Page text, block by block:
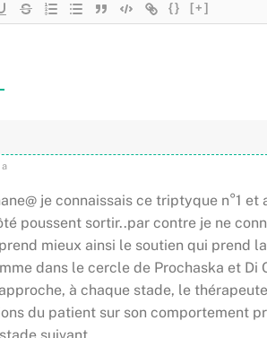
{} [+]
a
je connaissais ce triptyque n°1
poussent sortir..par contre je ne
mieux ainsi le soutien qui prend
dans le cercle de Prochaska et Di
à chaque stade, le
du patient sur son comportement